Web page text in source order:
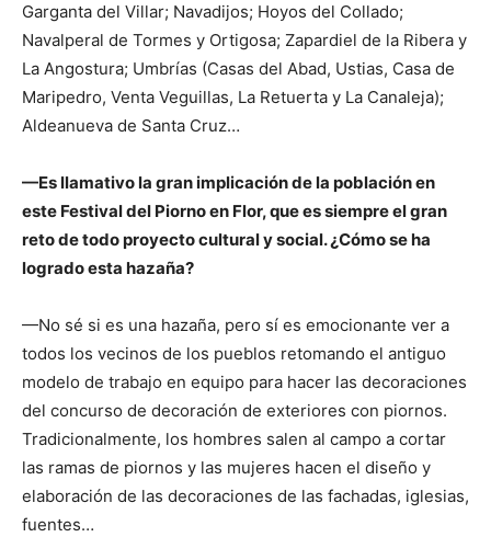
Garganta del Villar; Navadijos; Hoyos del Collado;
Navalperal de Tormes y Ortigosa; Zapardiel de la Ribera y
La Angostura; Umbrías (Casas del Abad, Ustias, Casa de
Maripedro, Venta Veguillas, La Retuerta y La Canaleja);
Aldeanueva de Santa Cruz…
—Es llamativo la gran implicación de la población en
este Festival del Piorno en Flor, que es siempre el gran
reto de todo proyecto cultural y social. ¿Cómo se ha
logrado esta hazaña?
—No sé si es una hazaña, pero sí es emocionante ver a
todos los vecinos de los pueblos retomando el antiguo
modelo de trabajo en equipo para hacer las decoraciones
del concurso de decoración de exteriores con piornos.
Tradicionalmente, los hombres salen al campo a cortar
las ramas de piornos y las mujeres hacen el diseño y
elaboración de las decoraciones de las fachadas, iglesias,
fuentes…